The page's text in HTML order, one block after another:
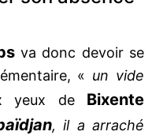
va donc devoir se
« un vide
yeux de Bixente
, il a arraché